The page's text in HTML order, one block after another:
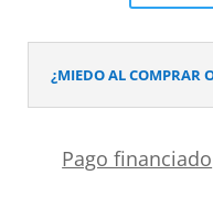
Surface
Ultramar
RAL
cantidad
¿MIEDO AL COMPRAR
Pago financiado